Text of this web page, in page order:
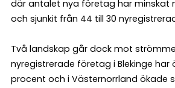
där antalet nya företag har minskat
och sjunkit från 44 till 30
Två landskap går dock mot
nyregistrerade företag i Blekinge har
procent och i Västernorrland ökade